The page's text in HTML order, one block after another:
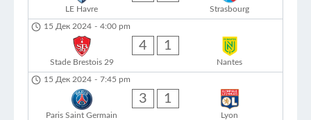
LE Havre Strasbourg
15 Дек 2024 - 4:00 pm
Stade Brestois 29
4 1
Nantes
15 Дек 2024 - 7:45 pm
Paris Saint Germain
3 1
Lyon